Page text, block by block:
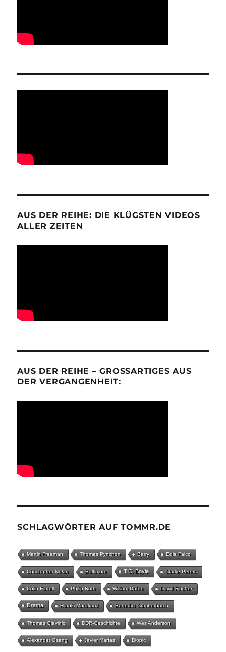
AUS DER REIHE: DIE KLÜGSTEN VIDEOS
ALLER ZEITEN
AUS DER REIHE – GROSSARTIGES AUS D
ER VERGANGENHEIT:
SCHLAGWÖRTER AUF TOMMR.DE
Martin Freeman Thomas Pynchon Barry Edie Falco
Christopher Nolan Baltimore T.C. Boyle Clarke Peters
Colin Farrell Philip Roth William Dafoe David Fincher
Drama Haruki Murakami Benedict Cumberbatch
Thomas Glavinic DDR-Geschichte Wes Anderson
Alexander Osang Javier Marías Biopic